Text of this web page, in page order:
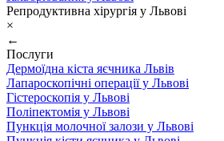
Репродуктивна хірургія у Львові
×
←
Послуги
Дермоїдна кіста яєчника Львів
Лапароскопічні операції у Львові
Гістероскопія у Львові
Поліпектомія у Львові
Пункція молочної залози у Львові